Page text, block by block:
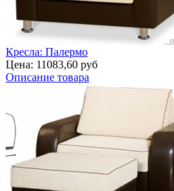
Кресла: Палермо
Цена: 11083,60 руб
Описание товара